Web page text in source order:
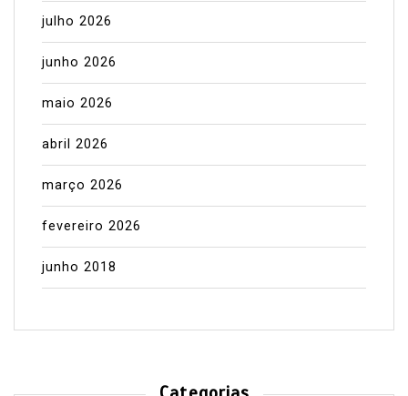
julho 2026
junho 2026
maio 2026
abril 2026
março 2026
fevereiro 2026
junho 2018